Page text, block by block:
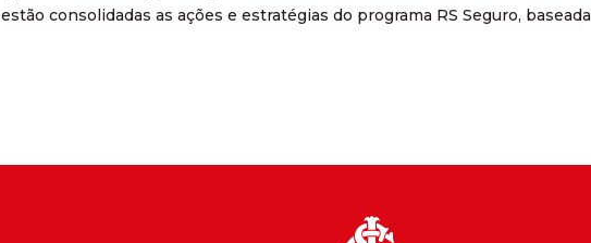
estão consolidadas as ações e estratégias do programa RS Seguro,